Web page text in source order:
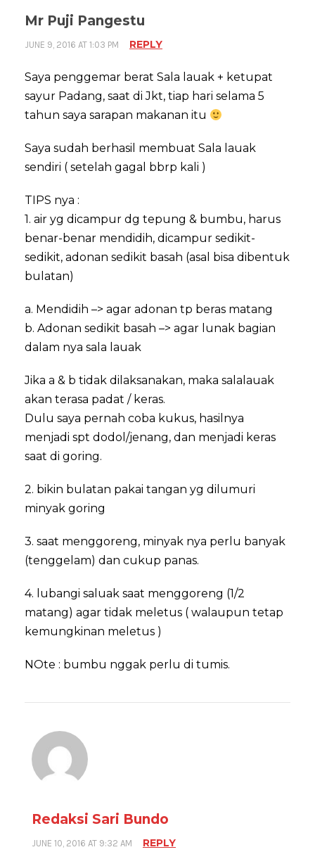
Mr Puji Pangestu
JUNE 9, 2016 AT 1:03 PM REPLY
Saya penggemar berat Sala lauak + ketupat
sayur Padang, saat di Jkt, tiap hari selama 5
tahun saya sarapan makanan itu
Saya sudah berhasil membuat Sala lauak
sendiri ( setelah gagal bbrp kali )
TIPS nya :
1. air yg dicampur dg tepung & bumbu, harus
benar-benar mendidih, dicampur sedikit-
sedikit, adonan sedikit basah (asal bisa dibentuk
bulatan)
a. Mendidih –> agar adonan tp beras matang
b. Adonan sedikit basah –> agar lunak bagian
dalam nya sala lauak
Jika a & b tidak dilaksanakan, maka salalauak
akan terasa padat / keras.
Dulu saya pernah coba kukus, hasilnya
menjadi spt dodol/jenang, dan menjadi keras
saat di goring.
2. bikin bulatan pakai tangan yg dilumuri
minyak goring
3. saat menggoreng, minyak nya perlu banyak
(tenggelam) dan cukup panas.
4. lubangi saluak saat menggoreng (1/2
matang) agar tidak meletus ( walaupun tetap
kemungkinan meletus )
NOte : bumbu nggak perlu di tumis.
Redaksi Sari Bundo
JUNE 10, 2016 AT 9:32 AM REPLY